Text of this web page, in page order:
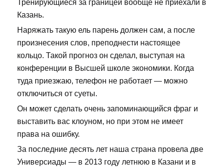
Тренирующиеся за границей вообще не приехали в
Казань.
Наряжать такую ель парень должен сам, а после
произнесения слов, преподнести настоящее
кольцо. Такой прогноз он сделал, выступая на
конференции в Высшей школе экономики. Когда
туда приезжаю, телефон не работает — можно
отключиться от суеты.
Он может сделать очень запоминающийся фраг и
выставить вас клоуном, но при этом не имеет
права на ошибку.
За последние десять лет наша страна провела две
Универсиады — в 2013 году летнюю в Казани и в